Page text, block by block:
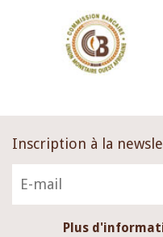
Inscription à la
Plus